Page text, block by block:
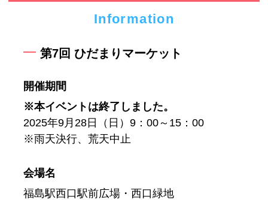
Information
第7回 ひだまりマーケット
開催期間
※本イベントは終了しました。
2025年9月28日（日）9：00～15：00
※雨天決行、荒天中止
会場名
福島駅西口駅前広場・西口緑地